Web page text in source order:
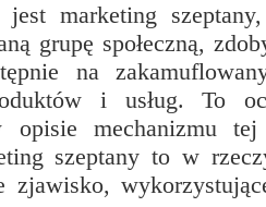
marketing
grupę społeczną,
na
i usług. To
opisie mechanizmu
szeptany to w
zjawisko,